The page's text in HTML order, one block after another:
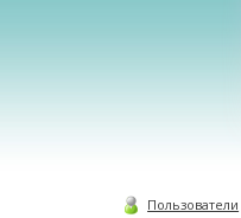
Пользователи